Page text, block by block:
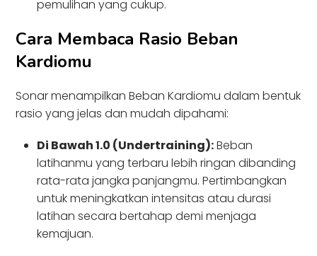
pemulihan yang cukup.
Cara Membaca Rasio Beban
Kardiomu
Sonar menampilkan Beban Kardiomu dalam bentuk
rasio yang jelas dan mudah dipahami:
Di Bawah 1.0 (Undertraining):Beban
latihanmu yang terbaru lebih ringan dibanding
rata-rata jangka panjangmu. Pertimbangkan
untuk meningkatkan intensitas atau durasi
latihan secara bertahap demi menjaga
kemajuan.